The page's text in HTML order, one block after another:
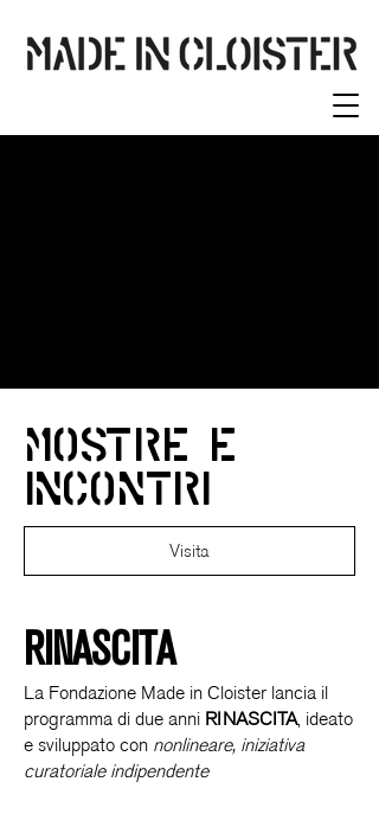
mostre e
incontri
Visita
RINASCITA
La Fondazione Made in Cloister lancia il
programma di due anni RINASCITA, ideato
e sviluppato con nonlineare, iniziativa
curatoriale indipendente